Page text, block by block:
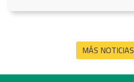
MÁS NOTICIAS